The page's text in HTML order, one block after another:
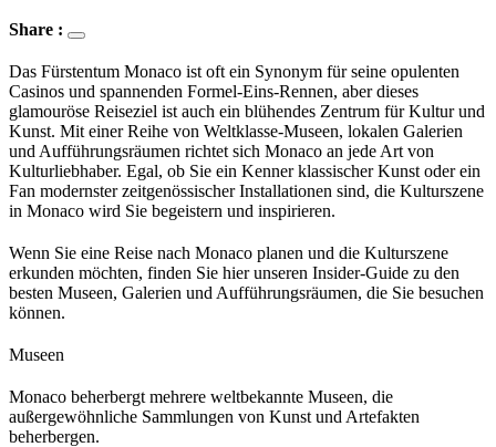
Share :
Das Fürstentum Monaco ist oft ein Synonym für seine opulenten
Casinos und spannenden Formel-Eins-Rennen, aber dieses
glamouröse Reiseziel ist auch ein blühendes Zentrum für Kultur und
Kunst. Mit einer Reihe von Weltklasse-Museen, lokalen Galerien
und Aufführungsräumen richtet sich Monaco an jede Art von
Kulturliebhaber. Egal, ob Sie ein Kenner klassischer Kunst oder ein
Fan modernster zeitgenössischer Installationen sind, die Kulturszene
in Monaco wird Sie begeistern und inspirieren.
Wenn Sie eine Reise nach Monaco planen und die Kulturszene
erkunden möchten, finden Sie hier unseren Insider-Guide zu den
besten Museen, Galerien und Aufführungsräumen, die Sie besuchen
können.
Museen
Monaco beherbergt mehrere weltbekannte Museen, die
außergewöhnliche Sammlungen von Kunst und Artefakten
beherbergen.